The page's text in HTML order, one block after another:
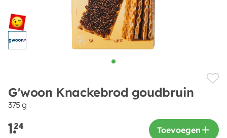
G'woon Knackebrod goudbruin
375 g
1.24 Toevoegen